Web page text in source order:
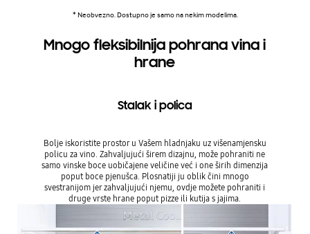
* Neobvezno. Dostupno je samo na nekim modelima.
Mnogo fleksibilnija pohrana vina i
hrane
Stalak i polica
Bolje iskoristite prostor u Vašem hladnjaku uz višenamjensku
policu za vino. Zahvaljujući širem dizajnu, može pohraniti ne
samo vinske boce uobičajene veličine već i one širih dimenzija
poput boce pjenušca. Plosnatiji ju oblik čini mnogo
svestranijom jer zahvaljujući njemu, ovdje možete pohraniti i
druge vrste hrane poput pizze ili kutija s jajima.